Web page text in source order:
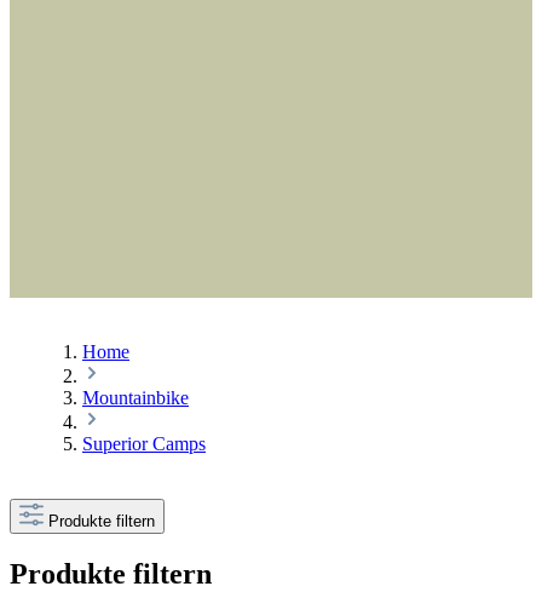
Home
Mountainbike
Superior Camps
Produkte filtern
Produkte filtern